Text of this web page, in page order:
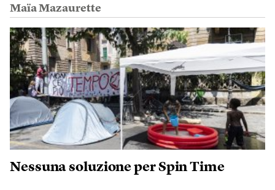
Maïa Mazaurette
Nessuna soluzione per Spin Time